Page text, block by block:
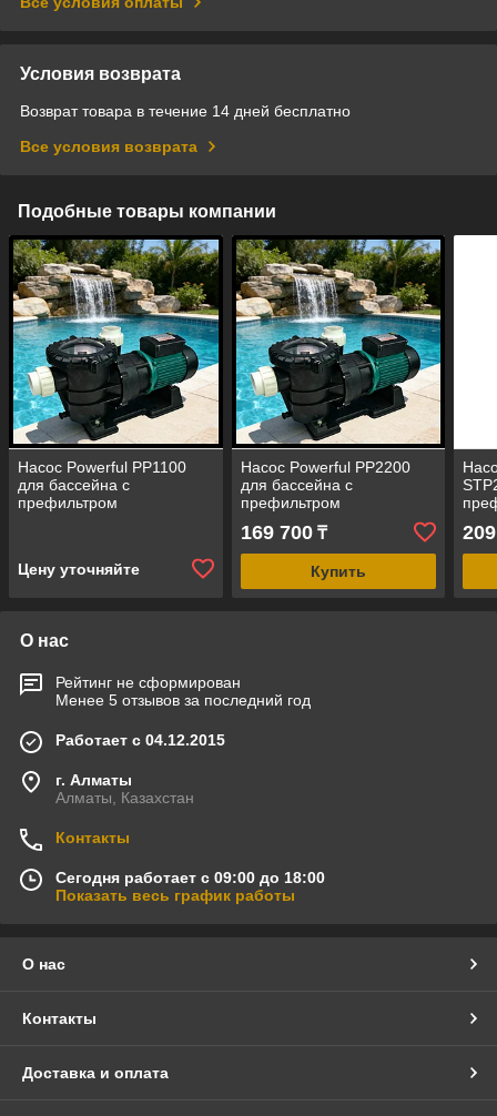
Условия возврата
Возврат товара в течение 14 дней бесплатно
Все условия возврата
Подобные товары компании
Насос Powerful PP1100
для бассейна c
префильтром
Цену уточняйте
Насос Powerful PP2200
для бассейна c
префильтром
(производительность = 27
м3/ч)
169 700₸
Купить
м3/
О нас
Рейтинг не сформирован
Менее 5 отзывов за последний год
Работает с 04.12.2015
г. Алматы
Алматы, Казахстан
Контакты
Сегодня работает с 09:00 до 18:00
Показать весь график работы
О нас
Контакты
Доставка и оплата